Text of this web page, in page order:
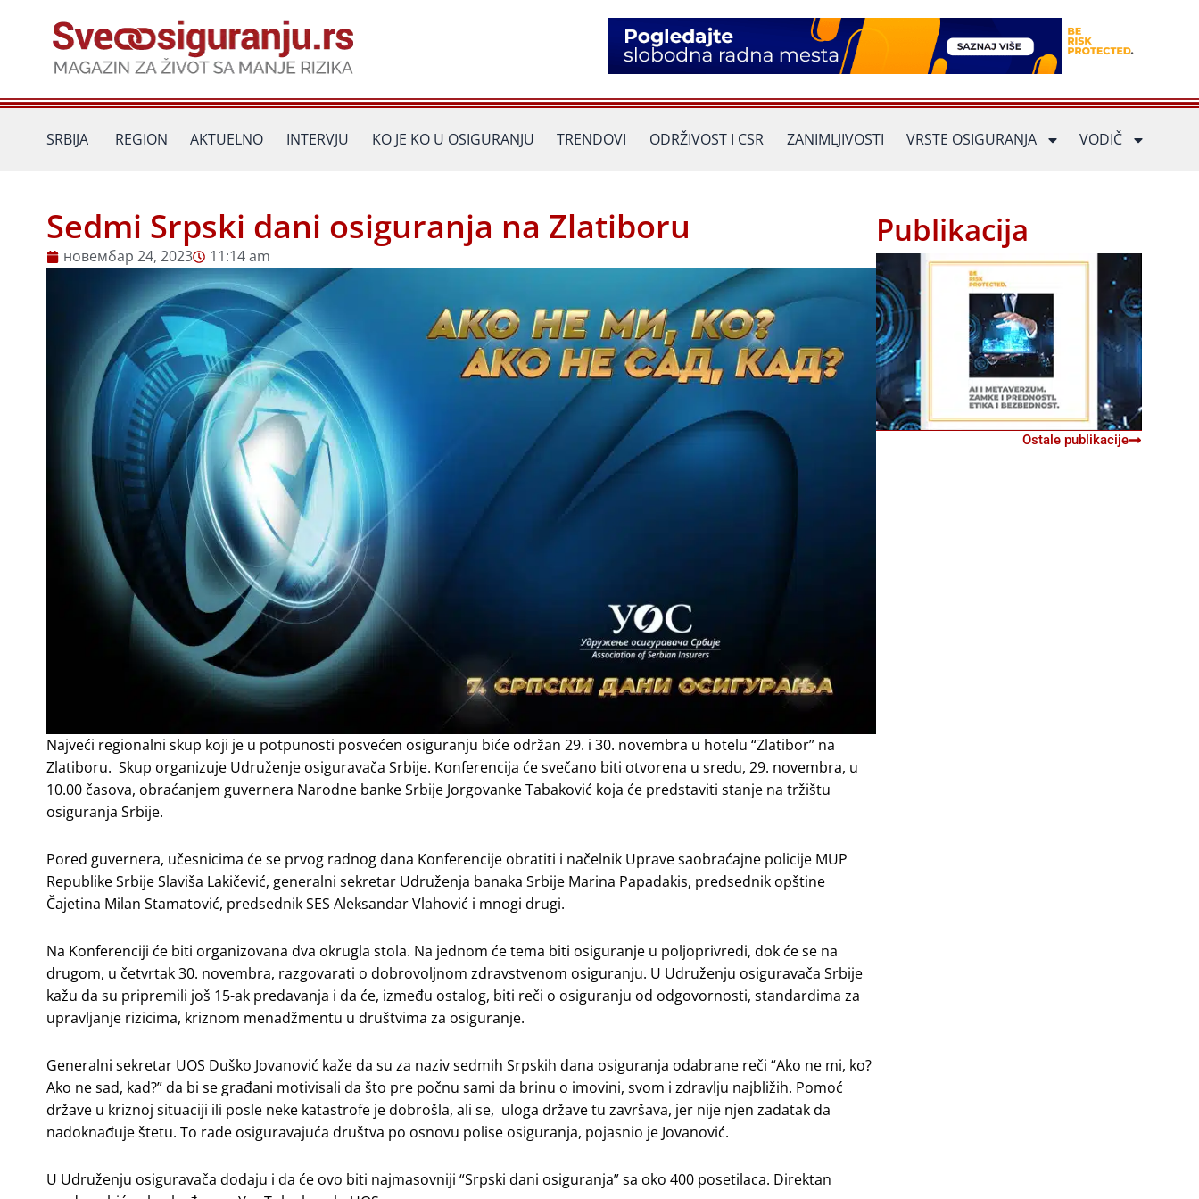
SRBIJA REGION AKTUELNO INTERVJU KO JE KO U OSIGURANJU TRENDOVI ODRŽIVOST I CSR ZANIMLJIVOSTI VRSTE OSIGURANJA VODIČ
Sedmi Srpski dani osiguranja na Zlatiboru
новембар 24, 2023 11:14 am
Najveći regionalni skup koji je u potpunosti posvećen osiguranju biće održan 29. i 30. novembra u hotelu “Zlatibor” na
Zlatiboru. Skup organizuje Udruženje osiguravača Srbije. Konferencija će svečano biti otvorena u sredu, 29. novembra, u
10.00 časova, obraćanjem guvernera Narodne banke Srbije Jorgovanke Tabaković koja će predstaviti stanje na tržištu
osiguranja Srbije.
Pored guvernera, učesnicima će se prvog radnog dana Konferencije obratiti i načelnik Uprave saobraćajne policije MUP
Republike Srbije Slaviša Lakičević, generalni sekretar Udruženja banaka Srbije Marina Papadakis, predsednik opštine
Čajetina Milan Stamatović, predsednik SES Aleksandar Vlahović i mnogi drugi.
Na Konferenciji će biti organizovana dva okrugla stola. Na jednom će tema biti osiguranje u poljoprivredi, dok će se na
drugom, u četvrtak 30. novembra, razgovarati o dobrovoljnom zdravstvenom osiguranju. U Udruženju osiguravača Srbije
kažu da su pripremili još 15-ak predavanja i da će, između ostalog, biti reči o osiguranju od odgovornosti, standardima za
upravlјanje rizicima, kriznom menadžmentu u društvima za osiguranje.
Generalni sekretar UOS Duško Jovanović kaže da su za naziv sedmih Srpskih dana osiguranja odabrane reči “Ako ne mi, ko?
Ako ne sad, kad?” da bi se građani motivisali da što pre počnu sami da brinu o imovini, svom i zdravlјu najbližih. Pomoć
države u kriznoj situaciji ili posle neke katastrofe je dobrošla, ali se, uloga države tu završava, jer nije njen zadatak da
nadoknađuje štetu. To rade osiguravajuća društva po osnovu polise osiguranja, pojasnio je Jovanović.
U Udruženju osiguravača dodaju i da će ovo biti najmasovniji “Srpski dani osiguranja” sa oko 400 posetilaca. Direktan
Publikacija
Ostale publikacije